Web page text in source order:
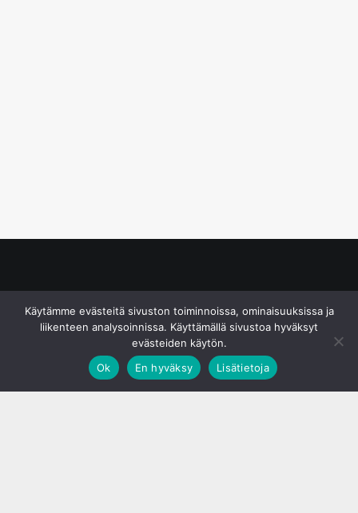
Käytämme evästeitä sivuston toiminnoissa, ominaisuuksissa ja
liikenteen analysoinnissa. Käyttämällä sivustoa hyväksyt
evästeiden käytön.
Ok
En hyväksy Lisätietoja